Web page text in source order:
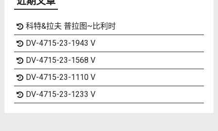
科特&拉夫 普拉图~比利时
DV-4715-23-1943 V
DV-4715-23-1568 V
DV-4715-23-1110 V
DV-4715-23-1233 V